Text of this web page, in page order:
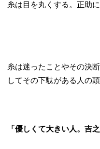
糸は目を丸くする。正助
糸は迷ったことやその決
してその下駄がある人の
「優しくて大きい人。吉